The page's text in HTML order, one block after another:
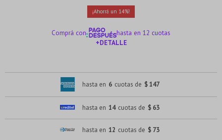
14
Comprá con
hasta en 12 cuotas
+DETALLE
hasta en 6 cuotas de $ 147
hasta en 14 cuotas de $ 63
hasta en 12 cuotas de $ 73